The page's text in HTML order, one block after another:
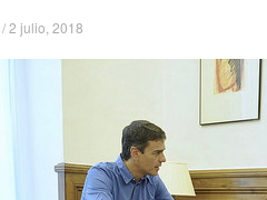
/2 julio, 2018